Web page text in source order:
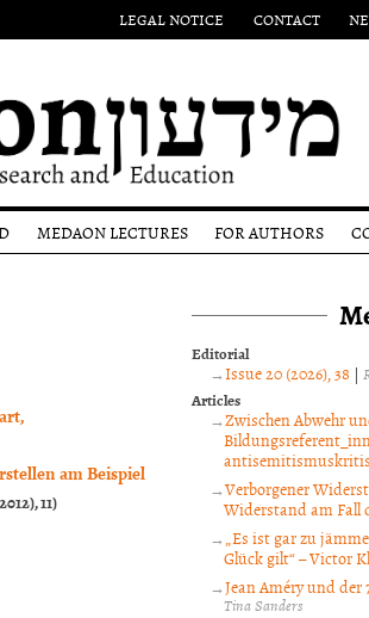
LEGAL NOTICE CONTACT
MEDAON LECTURES
FOR AUTHORS
Guidelines
Editorial
process
and peer
Copyright
notice
am Beispiel
11)
Editorial
Issue 20 (2026), 38 |
Articles
Zwischen Abwehr
Verborgener
Widerstand am Fall
„Es ist gar zu
Glück gilt“ – Victor
Jean Améry und
Tina Sanders